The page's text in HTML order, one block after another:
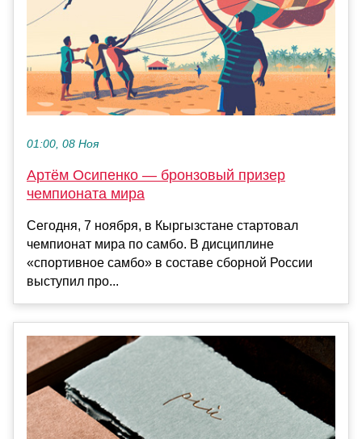
01:00, 08 Ноя
Артём Осипенко — бронзовый призер
чемпионата мира
Сегодня, 7 ноября, в Кыргызстане стартовал
чемпионат мира по самбо. В дисциплине
«спортивное самбо» в составе сборной России
выступил про...